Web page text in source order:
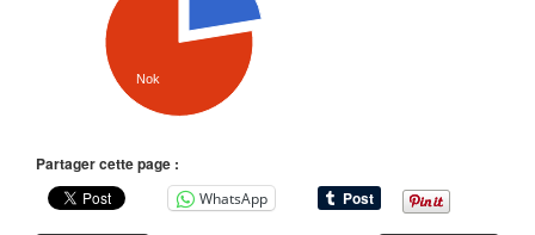
Nok
Partager cette page :
WhatsApp